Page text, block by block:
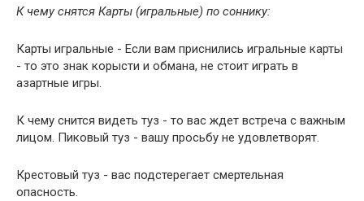
К чему снятся Карты (игральные) по соннику:
Карты игральные - Если вам приснились игральные карты
- то это знак корысти и обмана, не стоит играть в
азартные игры.
К чему снится видеть туз - то вас ждет встреча с важным
лицом. Пиковый туз - вашу просьбу не удовлетворят.
Крестовый туз - вас подстерегает смертельная
опасность.